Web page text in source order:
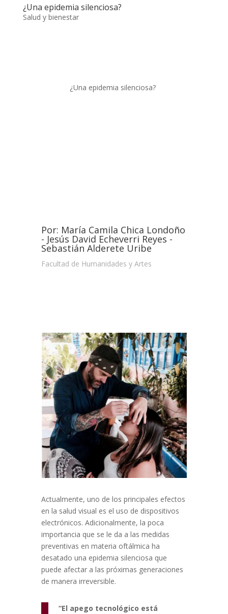
¿Una epidemia silenciosa?
Salud y bienestar
¿Una epidemia silenciosa?
Por: María Camila Chica Londoño
- Jesús David Echeverri Reyes -
Sebastián Alderete Uribe
Facultad de Humanidades y Artes
Actualmente, uno de los principales efectos
en la salud visual es el uso de dispositivos
electrónicos. Adicionalmente, la poca
importancia que se le da a las medidas
preventivas en materia oftálmica ha
desatado una epidemia silenciosa que
puede afectar a las próximas generaciones
de manera irreversible.
“El apego tecnológico está